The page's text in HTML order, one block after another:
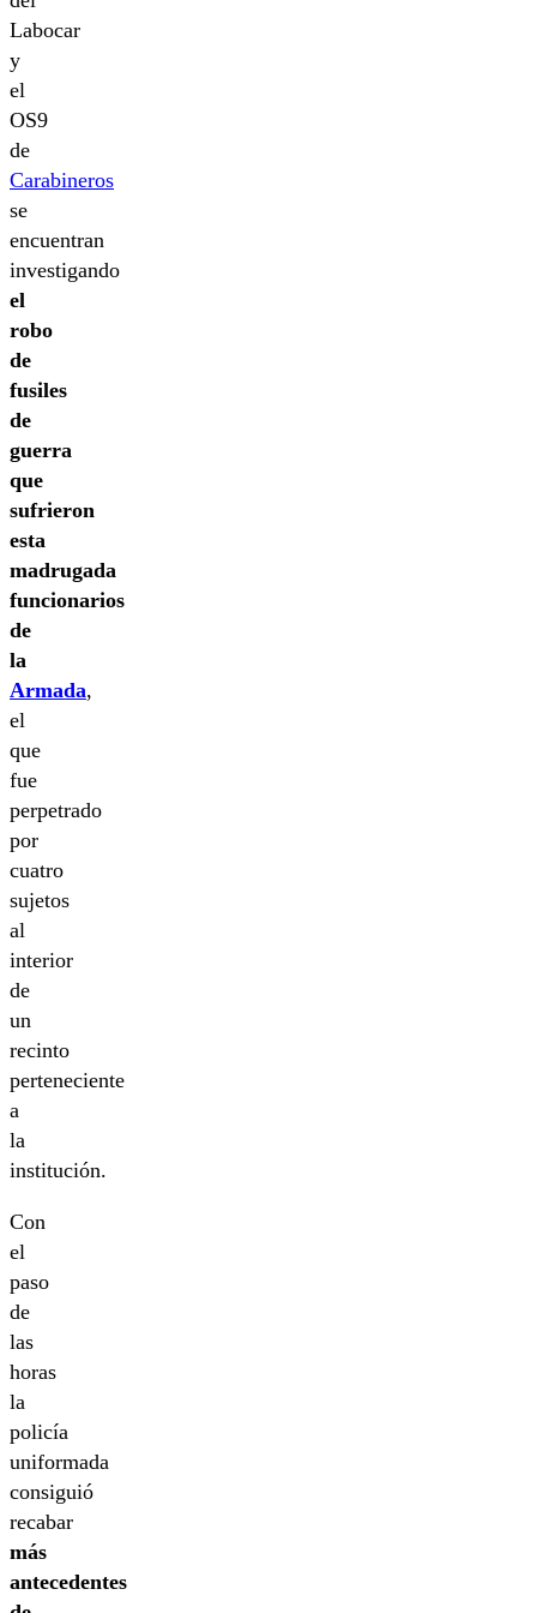
Labocar
y
el
OS9
de
Carabineros
se
encuentran
investigando
el
robo
de
fusiles
de
guerra
que
sufrieron
esta
madrugada
funcionarios
de
la
Armada,
el
que
fue
perpetrado
por
cuatro
sujetos
al
interior
de
un
recinto
perteneciente
a
la
institución.
Con
el
paso
de
las
horas
la
policía
uniformada
consiguió
recabar
más
antecedentes